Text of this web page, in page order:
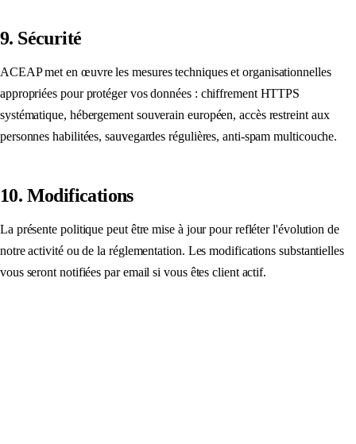
9. Sécurité
ACEAP met en œuvre les mesures techniques et organisationnelles
appropriées pour protéger vos données : chiffrement HTTPS
systématique, hébergement souverain européen, accès restreint aux
personnes habilitées, sauvegardes régulières, anti-spam multicouche.
10. Modifications
La présente politique peut être mise à jour pour refléter l'évolution de
notre activité ou de la réglementation. Les modifications substantielles
vous seront notifiées par email si vous êtes client actif.